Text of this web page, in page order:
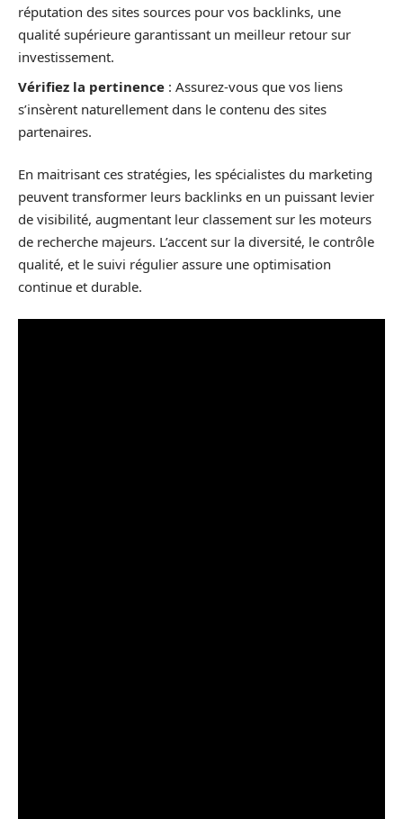
réputation des sites sources pour vos backlinks, une
qualité supérieure garantissant un meilleur retour sur
investissement.
Vérifiez la pertinence : Assurez-vous que vos liens
s’insèrent naturellement dans le contenu des sites
partenaires.
En maitrisant ces stratégies, les spécialistes du marketing
peuvent transformer leurs backlinks en un puissant levier
de visibilité, augmentant leur classement sur les moteurs
de recherche majeurs. L’accent sur la diversité, le contrôle
qualité, et le suivi régulier assure une optimisation
continue et durable.